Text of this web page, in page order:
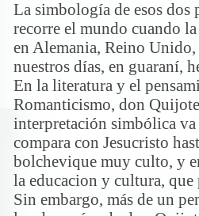
La simbología de esos dos
recorre el mundo cuando
en Alemania, Reino
nuestros días, en guaraní,
En la literatura y el
Romanticismo, don
interpretación simbólica
compara con Jesucristo
bolchevique muy culto, y
la educacion y cultura, que
Sin embargo, más de un